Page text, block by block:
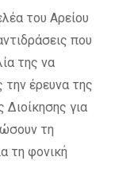
του Αρείου
που
της να
την έρευνα της
Διοίκησης για
τη
τη φονική